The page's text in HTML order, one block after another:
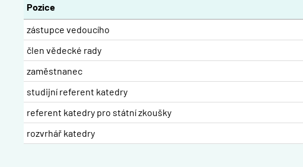
Pozice
zástupce vedoucího
člen vědecké rady
zaměstnanec
studijní referent katedry
referent katedry pro státní zkoušky
rozvrhář katedry